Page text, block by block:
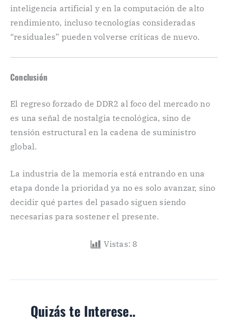
inteligencia artificial y en la computación de alto
rendimiento, incluso tecnologías consideradas
“residuales” pueden volverse críticas de nuevo.
Conclusión
El regreso forzado de DDR2 al foco del mercado no
es una señal de nostalgia tecnológica, sino de
tensión estructural en la cadena de suministro
global.
La industria de la memoria está entrando en una
etapa donde la prioridad ya no es solo avanzar, sino
decidir qué partes del pasado siguen siendo
necesarias para sostener el presente.
Vistas: 8
Quizás te Interese..